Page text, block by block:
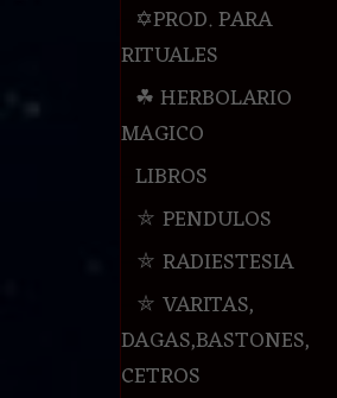
✡PROD. PARA
RITUALES
☘ HERBOLARIO
MAGICO
LIBROS
⛤ PENDULOS
⛤ RADIESTESIA
⛤ VARITAS,
DAGAS,BASTONES,
CETROS